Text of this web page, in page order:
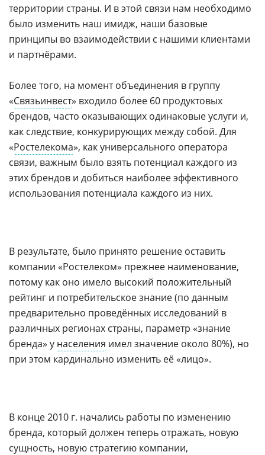
территории страны. И в этой связи нам необходимо
было изменить наш имидж, наши базовые
принципы во взаимодействии с нашими клиентами
и партнёрами.
Более того, на момент объединения в группу
«Связьинвест» входило более 60 продуктовых
брендов, часто оказывающих одинаковые услуги и,
как следствие, конкурирующих между собой. Для
«Ростелекома», как универсального оператора
связи, важным было взять потенциал каждого из
этих брендов и добиться наиболее эффективного
использования потенциала каждого из них.
В результате, было принято решение оставить
компании «Ростелеком» прежнее наименование,
потому как оно имело высокий положительный
рейтинг и потребительское знание (по данным
предварительно проведённых исследований в
различных регионах страны, параметр «знание
бренда» у населения имел значение около 80%), но
при этом кардинально изменить её «лицо».
В конце 2010 г. начались работы по изменению
бренда, который должен теперь отражать, новую
сущность, новую стратегию компании,